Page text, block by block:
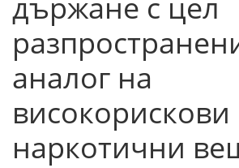
аналог на
високорискови
наркотични